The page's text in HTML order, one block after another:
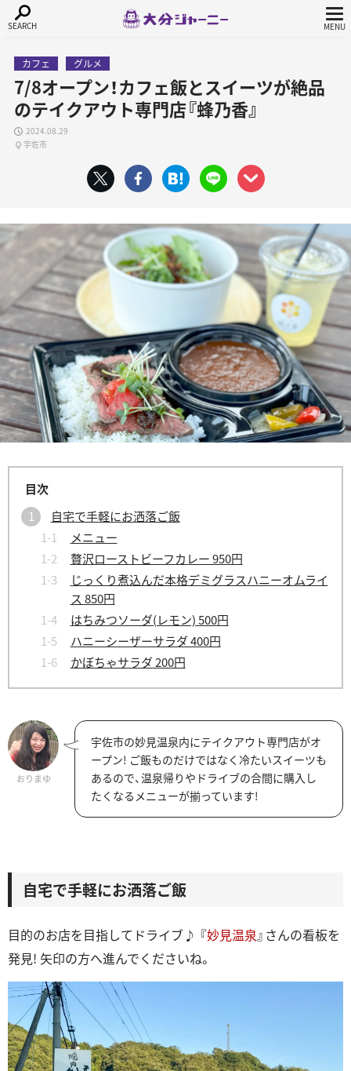
カフェ グルメ
7/8オープン！カフェ飯とスイーツが絶品
のテイクアウト専門店『蜂乃香』
2024.08.29
宇佐市
自宅で手軽にお洒落ご飯
メニュー
贅沢ローストビーフカレー 950円
じっくり煮込んだ本格デミグラスハニーオムライ
ス 850円
はちみつソーダ(レモン) 500円
ハニーシーザーサラダ 400円
かぼちゃサラダ 200円
おりまゆ
宇佐市の妙見温泉内にテイクアウト専門店がオ
ープン! ご飯ものだけではなく冷たいスイーツも
あるので、温泉帰りやドライブの合間に購入し
たくなるメニューが揃っています!
自宅で手軽にお洒落ご飯
目的のお店を目指してドライブ♪ 『妙見温泉』さんの看板を
発見! 矢印の方へ進んでくださいね。